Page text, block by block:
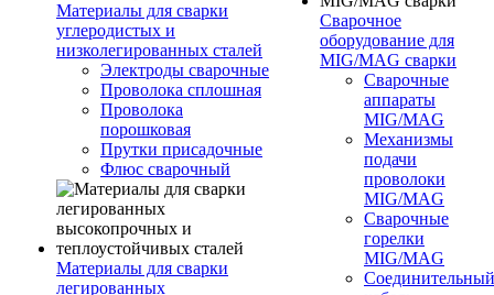
Материалы для сварки
углеродистых и
низколегированных сталей
Электроды сварочные
Проволока сплошная
Проволока
порошковая
Прутки присадочные
Флюс сварочный
Материалы для сварки
легированных
Сварочное
оборудование для
MIG/MAG сварки
Сварочные
аппараты
MIG/MAG
Механизмы
подачи
проволоки
MIG/MAG
Сварочные
горелки
MIG/MAG
Соединительный